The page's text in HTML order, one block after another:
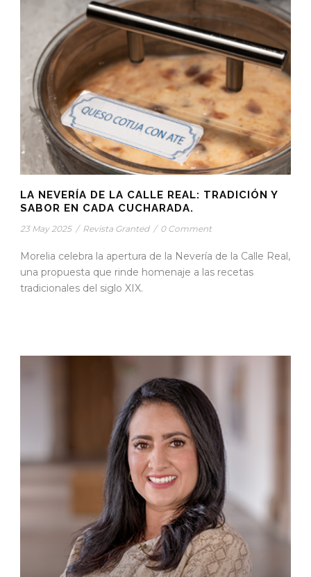
LA NEVERÍA DE LA CALLE REAL: TRADICIÓN Y
SABOR EN CADA CUCHARADA.
23 May 2025 / Revista Granted / 0 Comment
Morelia celebra la apertura de la Nevería de la Calle Real,
una propuesta que rinde homenaje a las recetas
tradicionales del siglo XIX.